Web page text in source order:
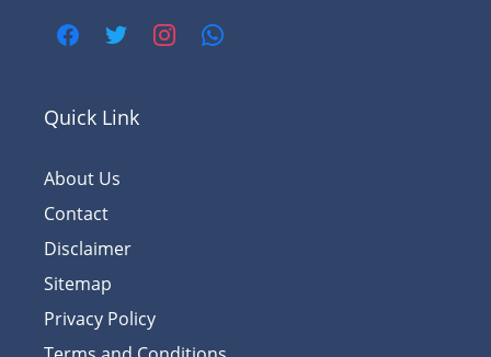
Quick Link
About Us
Contact
Disclaimer
Sitemap
Privacy Policy